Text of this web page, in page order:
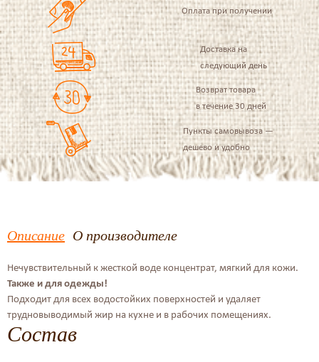
Оплата при получении
Доставка на
следующий день
Возврат товара
в течение 30 дней
Пункты самовывоза —
дешево и удобно
Описание О производителе
Нечувствительный к жесткой воде концентрат, мягкий для кожи.
Также и для одежды!
Подходит для всех водостойких поверхностей и удаляет
трудновыводимый жир на кухне и в рабочих помещениях.
Состав